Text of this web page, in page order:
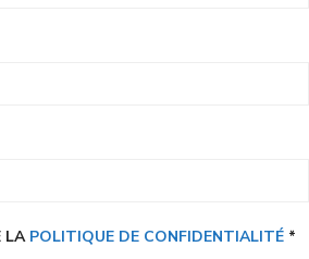
LA POLITIQUE DE CONFIDENTIALITÉ *